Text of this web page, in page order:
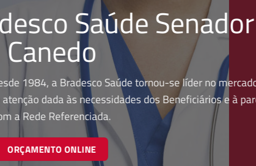
Saúde Senador
Canedo
1984, a Bradesco Saúde tornou-se líder no
dada às necessidades dos Beneficiários e à
a Rede Referenciada.
ORÇAMENTO ONLINE